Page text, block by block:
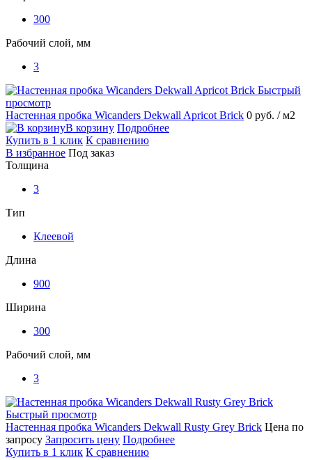
300
Рабочий слой, мм
3
Быстрый
просмотр
Настенная пробка Wicanders Dekwall Apricot Brick 0 руб. / м2
В корзину Подробнее
Купить в 1 клик К сравнению
В избранное Под заказ
Толщина
3
Тип
Клеевой
Длина
900
Ширина
300
Рабочий слой, мм
3
Быстрый просмотр
Настенная пробка Wicanders Dekwall Rusty Grey Brick Цена по
запросу Запросить цену Подробнее
Купить в 1 клик К сравнению